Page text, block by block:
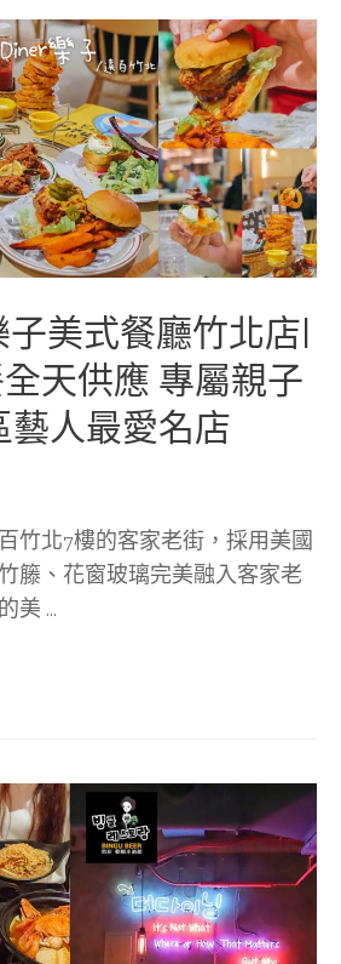
美式餐廳竹北店|
天供應 專屬親子
藝人最愛名店
竹北7樓的客家老街，採用美國
籐、花窗玻璃完美融入客家老
美 …